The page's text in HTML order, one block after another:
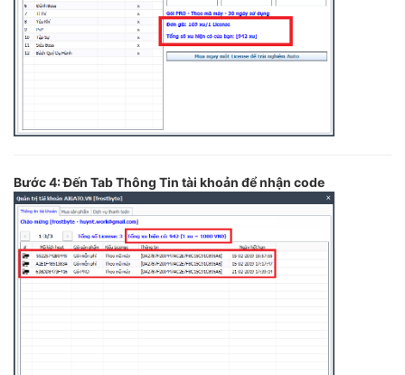
Bước 4: Đến Tab Thông Tin tài khoản để nhận code